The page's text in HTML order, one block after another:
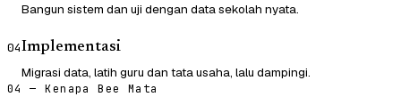
Bangun sistem dan uji dengan data sekolah nyata.
04Implementasi
Migrasi data, latih guru dan tata usaha, lalu dampingi.
04 — Kenapa Bee Mata